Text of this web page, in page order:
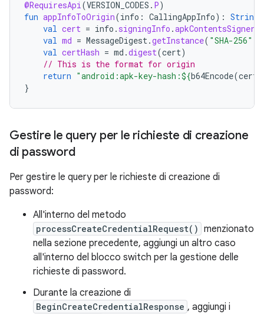
@RequiresApi(VERSION_CODES . P)
fun appInfoToOrigin(info : CallingAppInfo): String
val cert = info . signingInfo .apkContentsSigners
val md = MessageDigest.getInstance( "SHA-256"
val certHash = md .digest(cert)
// This is the format for origin
return "android:apk-key-hash:${b64Encode(
}
Gestire le query per le richieste di creazione
di password
Per gestire le query per le richieste di creazione di
password:
All'interno del metodo
processCreateCredentialRequest() menzionato
nella sezione precedente, aggiungi un altro caso
all'interno del blocco switch per la gestione delle
richieste di password.
Durante la creazione di
BeginCreateCredentialResponse , aggiungi i